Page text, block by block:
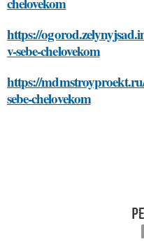
https://
v-sebe-chelovekom
https://
sebe-chelovekom